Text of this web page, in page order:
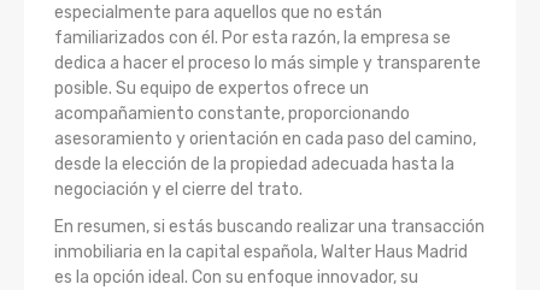
especialmente para aquellos que no están
familiarizados con él. Por esta razón, la empresa se
dedica a hacer el proceso lo más simple y transparente
posible. Su equipo de expertos ofrece un
acompañamiento constante, proporcionando
asesoramiento y orientación en cada paso del camino,
desde la elección de la propiedad adecuada hasta la
negociación y el cierre del trato.
En resumen, si estás buscando realizar una transacción
inmobiliaria en la capital española, Walter Haus Madrid
es la opción ideal. Con su enfoque innovador, su